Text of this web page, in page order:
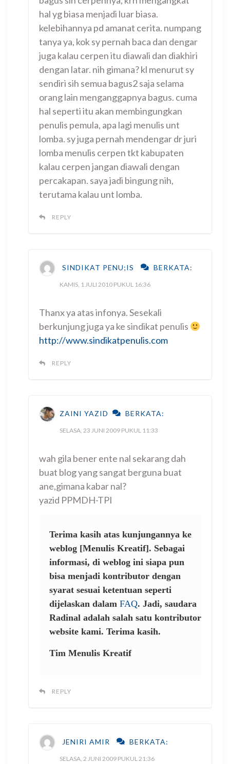
hal yg biasa menjadi luar biasa.
kelebihannya pd amanat cerita. numpang
tanya ya, kok sy pernah baca dan dengar
juga kalau cerpen itu diawali dan diakhiri
dengan latar. nih gimana? kl menurut sy
sendiri sih semua bagus2 saja selama
orang lain menganggapnya bagus. cuma
hal seperti itu akan membingungkan
penulis pemula, apa lagi menulis unt
lomba. sy juga pernah mendengar dr juri
lomba menulis cerpen tkt kabupaten
kalau cerpen jangan diawali dengan
percakapan. saya jadi bingung nih,
terutama kalau unt lomba.
REPLY
SINDIKAT PENU;IS BERKATA:
KAMIS, 1 JULI 2010 PUKUL 16:36
Thanx ya atas infonya. Sesekali
berkunjung juga ya ke sindikat penulis
http://www.sindikatpenulis.com
REPLY
ZAINI YAZID BERKATA:
SELASA, 23 JUNI 2009 PUKUL 11:33
wah gila bener ente nal sekarang dah
buat blog yang sangat berguna buat
ane,gimana kabar nal?
yazid PPMDH-TPI
Terima kasih atas kunjungannya ke
weblog [Menulis Kreatif]. Sebagai
informasi, di weblog ini siapa pun
bisa menjadi kontributor dengan
syarat sesuai ketentuan seperti
dijelaskan dalam FAQ. Jadi, saudara
Radinal adalah salah satu kontributor
website kami. Terima kasih.
Tim Menulis Kreatif
REPLY
JENIRI AMIR BERKATA:
SELASA, 2 JUNI 2009 PUKUL 21:36